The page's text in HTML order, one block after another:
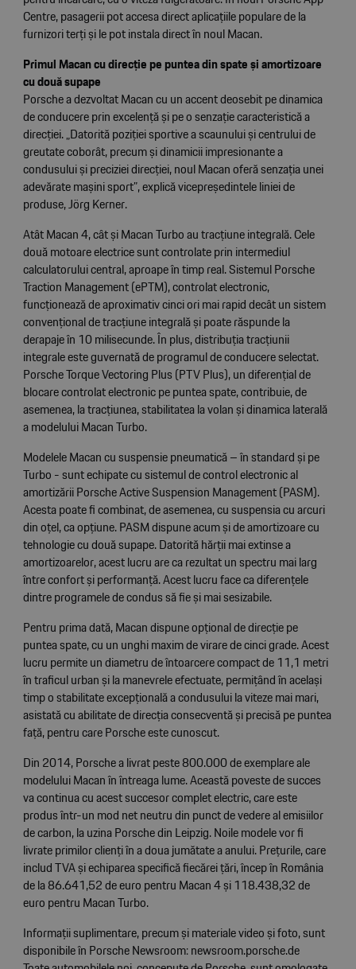
Centre, pasagerii pot accesa direct aplicațiile populare de la
furnizori terți și le pot instala direct în noul Macan.
Primul Macan cu direcție pe puntea din spate și amortizoare
cu două supape
Porsche a dezvoltat Macan cu un accent deosebit pe dinamica
de conducere prin excelență și pe o senzație caracteristică a
direcției. „Datorită poziției sportive a scaunului și centrului de
greutate coborât, precum și dinamicii impresionante a
condusului și preciziei direcției, noul Macan oferă senzația unei
adevărate mașini sport”, explică vicepreședintele liniei de
produse, Jörg Kerner.
Atât Macan 4, cât și Macan Turbo au tracțiune integrală. Cele
două motoare electrice sunt controlate prin intermediul
calculatorului central, aproape în timp real. Sistemul Porsche
Traction Management (ePTM), controlat electronic,
funcționează de aproximativ cinci ori mai rapid decât un sistem
convențional de tracțiune integrală și poate răspunde la
derapaje în 10 milisecunde. În plus, distribuția tracțiunii
integrale este guvernată de programul de conducere selectat.
Porsche Torque Vectoring Plus (PTV Plus), un diferențial de
blocare controlat electronic pe puntea spate, contribuie, de
asemenea, la tracțiunea, stabilitatea la volan și dinamica laterală
a modelului Macan Turbo.
Modelele Macan cu suspensie pneumatică – în standard și pe
Turbo - sunt echipate cu sistemul de control electronic al
amortizării Porsche Active Suspension Management (PASM).
Acesta poate fi combinat, de asemenea, cu suspensia cu arcuri
din oțel, ca opțiune. PASM dispune acum și de amortizoare cu
tehnologie cu două supape. Datorită hărții mai extinse a
amortizoarelor, acest lucru are ca rezultat un spectru mai larg
între confort și performanță. Acest lucru face ca diferențele
dintre programele de condus să fie și mai sesizabile.
Pentru prima dată, Macan dispune opțional de direcție pe
puntea spate, cu un unghi maxim de virare de cinci grade. Acest
lucru permite un diametru de întoarcere compact de 11,1 metri
în traficul urban și la manevrele efectuate, permițând în același
timp o stabilitate excepțională a condusului la viteze mai mari,
asistată cu abilitate de direcția consecventă și precisă pe puntea
față, pentru care Porsche este cunoscut.
Din 2014, Porsche a livrat peste 800.000 de exemplare ale
modelului Macan în întreaga lume. Această poveste de succes
va continua cu acest succesor complet electric, care este
produs într-un mod net neutru din punct de vedere al emisiilor
de carbon, la uzina Porsche din Leipzig. Noile modele vor fi
livrate primilor clienți în a doua jumătate a anului. Prețurile, care
includ TVA și echiparea specifică fiecărei țări, încep în România
de la 86.641,52 de euro pentru Macan 4 și 118.438,32 de
euro pentru Macan Turbo.
Informații suplimentare, precum și materiale video și foto, sunt
disponibile în Porsche Newsroom: newsroom.porsche.de